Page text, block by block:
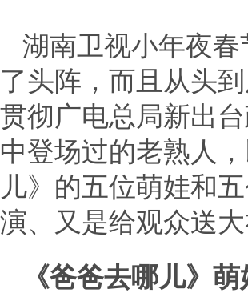
湖南卫视小年夜
了头阵，而且从头
贯彻广电总局新出
中登场过的老熟人
儿》的五位萌娃和
演、又是给观众送
《爸爸去哪儿》